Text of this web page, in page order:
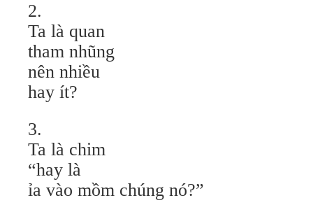
2.
Ta là quan
tham nhũng
nên nhiều
hay ít?
3.
Ta là chim
“hay là
ỉa vào mồm chúng nó?”